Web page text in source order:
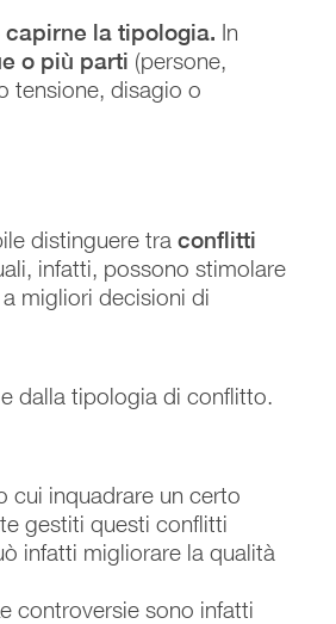
la tipologia. In
o più parti (persone,
tensione, disagio o
distinguere tra conflitti
infatti, possono stimolare
migliori decisioni di
dalla tipologia di conflitto.
cui inquadrare un certo
gestiti questi conflitti
infatti migliorare la qualità
controversie sono infatti